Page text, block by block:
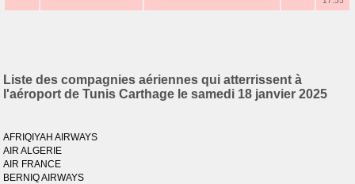
Liste des compagnies aériennes qui atterrissent à
l'aéroport de Tunis Carthage le samedi 18 janvier 2025
AFRIQIYAH AIRWAYS
AIR ALGERIE
AIR FRANCE
BERNIQ AIRWAYS